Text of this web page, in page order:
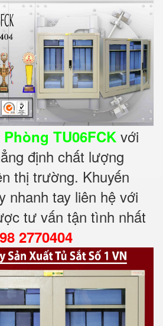
TU06FCK với
định chất lượng
thị trường. Khuyến
nhanh tay liên hệ với
tư vấn tận tình nhất
2770404